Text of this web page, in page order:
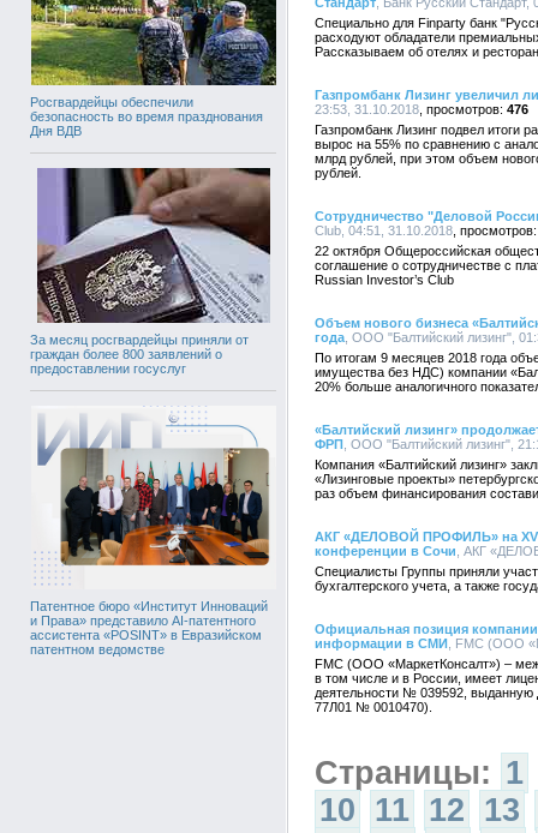
Росгвардейцы обеспечили
безопасность во время празднования
Дня ВДВ
За месяц росгвардейцы приняли от
граждан более 800 заявлений о
предоставлении госуслуг
Патентное бюро «Институт Инноваций
и Права» представило AI-патентного
ассистента «POSINT» в Евразийском
патентном ведомстве
Специально для Finparty банк
расходуют обладатели
Рассказываем об отелях и
Газпромбанк Лизинг увеличил
23:53, 31.10.2018
476
Газпромбанк Лизинг подвел итоги
вырос на 55% по сравнению с
млрд рублей, при этом объем
рублей.
Сотрудничество "Деловой
Club, 04:51, 31.10.2018
22 октября Общероссийская
соглашение о сотрудничестве с
Russian Investor’s Club
Объем нового бизнеса
года , ООО "Балтийский лизинг",
По итогам 9 месяцев 2018 года
имущества без НДС) компании
20% больше аналогичного
«Балтийский лизинг»
ФРП , ООО "Балтийский лизинг",
Компания «Балтийский лизинг»
«Лизинговые проекты»
раз объем финансирования
АКГ «ДЕЛОВОЙ ПРОФИЛЬ» на
конференции в Сочи , АКГ
Специалисты Группы приняли
бухгалтерского учета, а также
Официальная позиция
информации в СМИ , FMC (ООО
FMC (ООО «МаркетКонсалт») –
в том числе и в России, имеет
деятельности № 039592, выданную
77Л01 № 0010470).
Страницы: 1
10 11 12 13